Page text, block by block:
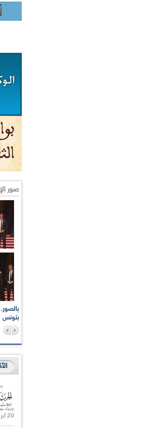
صور
بتونس
20 أبريل 2021 |